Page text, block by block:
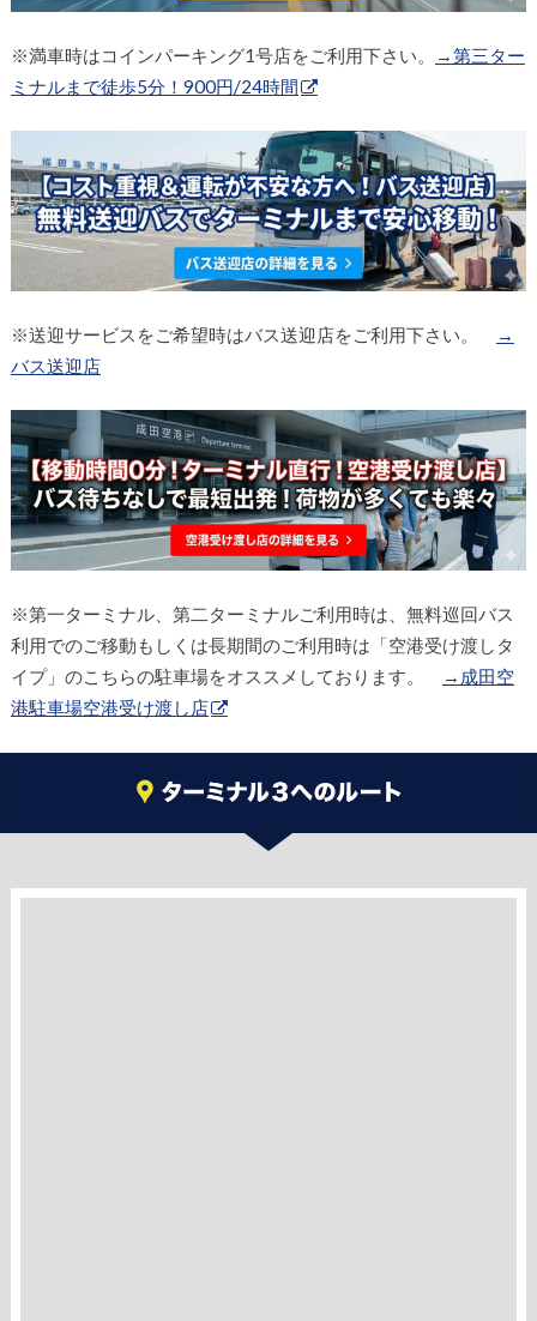
※満車時はコインパーキング1号店をご利用下さい。
→第三ター
ミナルまで徒歩5分！900円/24時間
※送迎サービスをご希望時はバス送迎店をご利用下さい。
→
バス送迎店
※第一ターミナル、第二ターミナルご利用時は、無料巡回バス
利用でのご移動もしくは長期間のご利用時は「空港受け渡しタ
イプ」のこちらの駐車場をオススメしております。
→成田空
港駐車場空港受け渡し店